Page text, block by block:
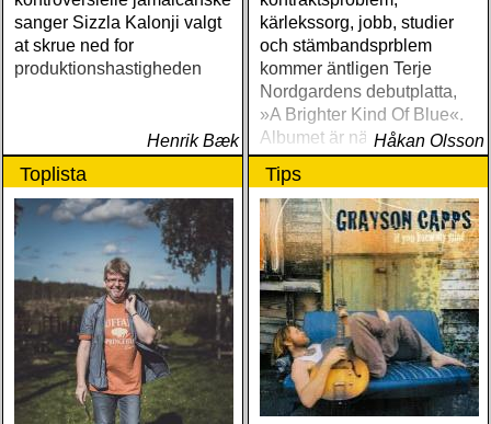
sanger Sizzla Kalonji valgt
at skrue ned for
produktionshastigheden
Henrik Bæk
kärlekssorg, jobb, studier
och stämbandsprblem
kommer äntligen Terje
Nordgardens debutplatta,
»A Brighter Kind Of Blue«.
Albumet är nära, enkelt och
ärligt och handlar om
upplevelser och historier
från en ung mans liv
Håkan Olsson
Toplista Tips